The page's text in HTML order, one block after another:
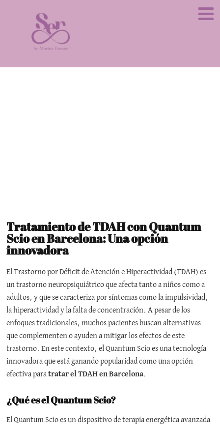
Tratamiento de TDAH con Quantum
Scio en Barcelona: Una opción
innovadora
El Trastorno por Déficit de Atención e Hiperactividad (TDAH) es
un trastorno neuropsiquiátrico que afecta tanto a niños como a
adultos, y que se caracteriza por síntomas como la impulsividad,
la hiperactividad y la falta de concentración. A pesar de los
enfoques tradicionales, muchos pacientes buscan alternativas
que complementen o ayuden a mitigar los efectos de este
trastorno. En este contexto, el Quantum Scio es una tecnología
innovadora que está ganando popularidad como una opción
efectiva paratratar el TDAH en Barcelona.
¿Qué es el Quantum Scio?
El Quantum Scio es un dispositivo de terapia energética avanzada